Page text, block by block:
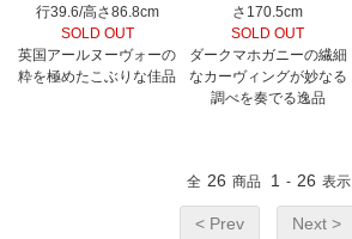
行39.6/高さ86.8cm
SOLD OUT
英国アールヌーヴォーの
粋を極めたこぶりな佳品
さ170.5cm
SOLD OUT
ダークマホガニーの繊細
なカーヴィングが妙なる
調べを奏でる逸品
全 26 商品 1 - 26 表示
< Prev Next >